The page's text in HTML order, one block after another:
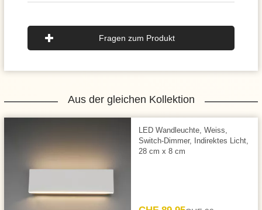
Fragen zum Produkt
Aus der gleichen Kollektion
LED Wandleuchte, Weiss,
Switch-Dimmer, Indirektes Licht,
28 cm x 8 cm